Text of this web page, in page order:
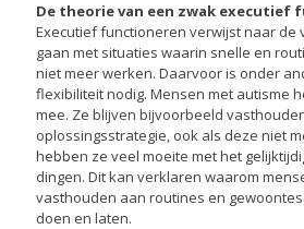
De theorie van een zwak executief
Executief functioneren verwijst naar de
gaan met situaties waarin snelle en
niet meer werken. Daarvoor is onder
flexibiliteit nodig. Mensen met autisme
mee. Ze blijven bijvoorbeeld
oplossingsstrategie, ook als deze niet
hebben ze veel moeite met het
dingen. Dit kan verklaren waarom
vasthouden aan routines en
doen en laten.